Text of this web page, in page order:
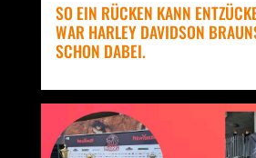
SO EIN RÜCKEN KANN
WAR HARLEY DAVIDSON
SCHON DABEI.